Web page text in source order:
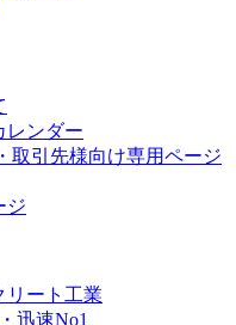
レンダー
ジ
リート工業
迅速No1